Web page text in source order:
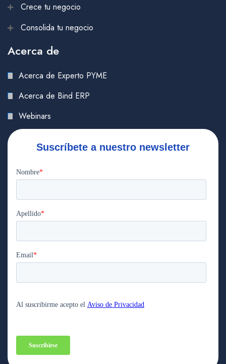
Crece tu negocio
Consolida tu negocio
Acerca de
Acerca de Experto PYME
Acerca de Bind ERP
Webinars
Suscríbete a nuestro newsletter